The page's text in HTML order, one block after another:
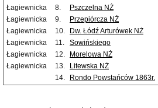
Łagiewnicka
8.
Pszczelna NŻ
Łagiewnicka
9.
Przepiórcza NŻ
Łagiewnicka
10.
Dw. Łódź Arturówek NŻ
Łagiewnicka
11. Sowińskiego
Łagiewnicka
12. Morelowa NŻ
Łagiewnicka
13. Litewska NŻ
14.
Rondo Powstańców 1863r.